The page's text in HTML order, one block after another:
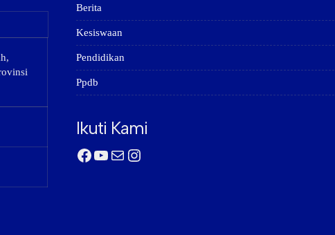
Berita
Kesiswaan
Pendidikan
Ppdb
Ikuti Kami
Facebook
YouTube
MailInstagram